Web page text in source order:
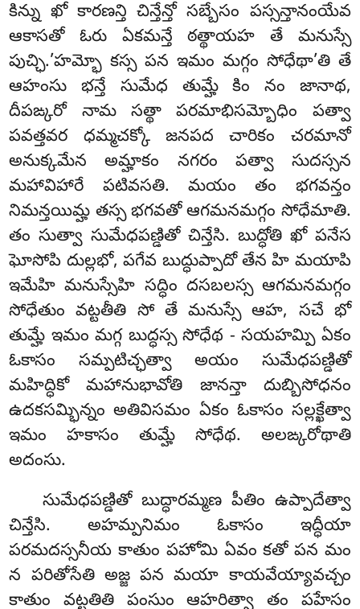
కిన్ను ఖో కారణన్తి చిన్తేన్తో సబ్బేసం పస్సన్తానంయేవ
ఆకాసతో ఓరు ఏకమన్తే ఠత్థాయహ తే మనుస్సే
పుచ్ఛి.’హమ్భో కస్స పన ఇమం మగ్గం సోధేథా’తి తే
ఆహంసు భన్తే సుమేధ తుమ్హే కిం నం జానాథ,
దీపఙ్కరో నామ సత్థా పరమాభిసమ్బోధిం పత్వా
పవత్తవర ధమ్మచక్కో జనపద చారికం చరమానో
అనుక్కమేన అమ్హాకం నగరం పత్వా సుదస్సన
మహావిహారే పటివసతి. మయం తం భగవన్తం
నిమన్తయిమ్హ తస్స భగవతో ఆగమనమగ్గం సోధేమాతి.
తం సుత్వా సుమేధపణ్డితో చిన్తేసి. బుద్ధోతి ఖో పనేస
ఘోసోపి దుల్లభో, పగేవ బుద్ధుప్పాదో తేన హి మయాపి
ఇమేహి మనుస్సేహి సద్ధిం దసబలస్స ఆగమనమగ్గం
సోధేతుం వట్టతీతి సో తే మనుస్సే ఆహ, సచే భో
తుమ్హే ఇమం మగ్గ బుద్ధస్స సోధేథ - సయహమ్పి ఏకం
ఓకాసం సమ్పటిచ్ఛత్వా అయం సుమేధపణ్డితో
మహిద్ధికో మహానుభావోతి జానన్తా దుబ్బిసోధనం
ఉదకసమ్భిన్నం అతివిసమం ఏకం ఓకాసం సల్లక్ఖేత్వా
ఇమం హకాసం తుమ్హే సోధేథ. అలఙ్కరోథాతి
అదంసు.
సుమేధపణ్డితో బుద్ధారమ్మణ పీతిం ఉప్పాదేత్వా
చిన్తేసి. అహమ్పనిమం ఓకాసం ఇద్ధీయా
పరమదస్సనీయ కాతుం పహోమి ఏవం కతో పన మం
న పరితోసేతి అజ్జ పన మయా కాయవేయ్యావచ్చం
కాతుం వట్టతితి పంసుం ఆహరిత్వా తం పహేసం